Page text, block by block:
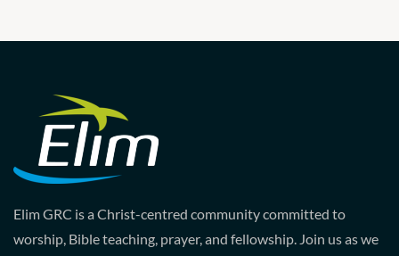
Elim GRC is a Christ-centred community committed to
worship, Bible teaching, prayer, and fellowship. Join us as we